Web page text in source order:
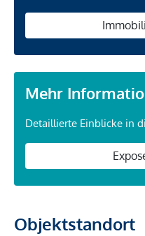
Mehr
Detaillierte Einblicke in
Objektstandort